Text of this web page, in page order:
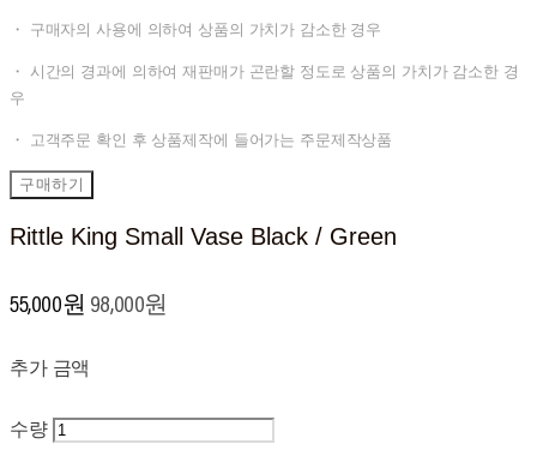
・ 구매자의 사용에 의하여 상품의 가치가 감소한 경우
・ 시간의 경과에 의하여 재판매가 곤란할 정도로 상품의 가치가 감소한 경
우
・ 고객주문 확인 후 상품제작에 들어가는 주문제작상품
구매하기
Rittle King Small Vase Black / Green
55,000원 98,000원
추가 금액
수량